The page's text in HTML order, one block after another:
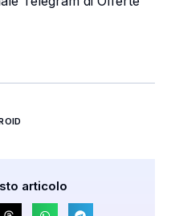
articolo